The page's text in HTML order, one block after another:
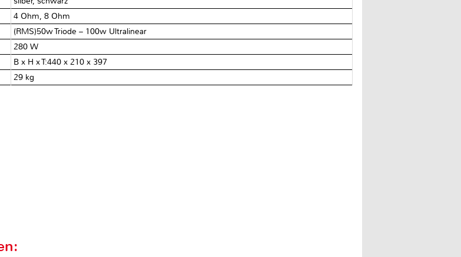
4 Ohm, 8 Ohm
(RMS)50w Triode – 100w Ultralinear
280 W
B x H x T:440 x 210 x 397
29 kg